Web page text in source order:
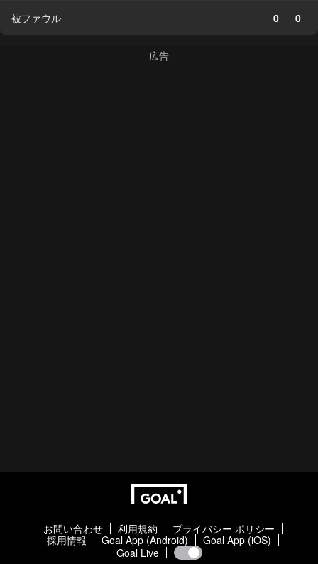
被ファウル 0 0
お問い合わせ 利用規約
プライバシー ポリシー
採用情報
Goal App (Android)
Goal App (iOS)
Goal Live